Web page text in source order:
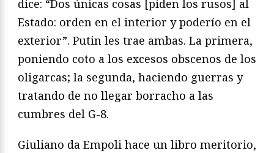
dice: “Dos únicas cosas [piden los rusos] al
Estado: orden en el interior y poderío en el
exterior”. Putin les trae ambas. La primera,
poniendo coto a los excesos obscenos de los
oligarcas; la segunda, haciendo guerras y
tratando de no llegar borracho a las
cumbres del G-8.
Giuliano da Empoli hace un libro meritorio,